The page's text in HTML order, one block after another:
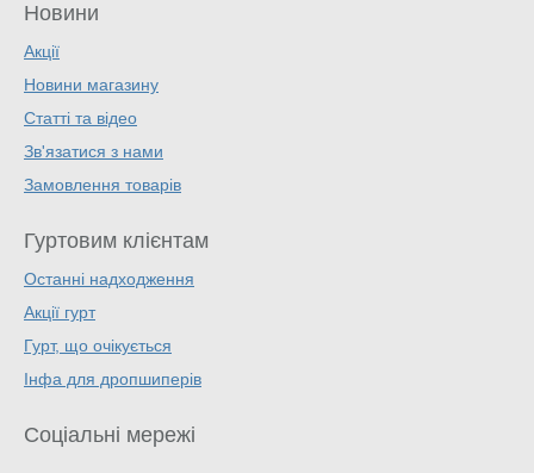
Новини
Акції
Новини магазину
Статті та відео
Зв'язатися з нами
Замовлення товарів
Гуртовим клієнтам
Останні надходження
Акції гурт
Гурт, що очікується
Інфа для дропшиперів
Соціальні мережі